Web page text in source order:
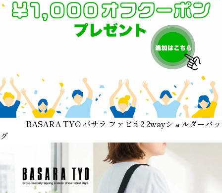
BASARA TYO バサラ ファビオ2 2wayショルダーバッ
グ